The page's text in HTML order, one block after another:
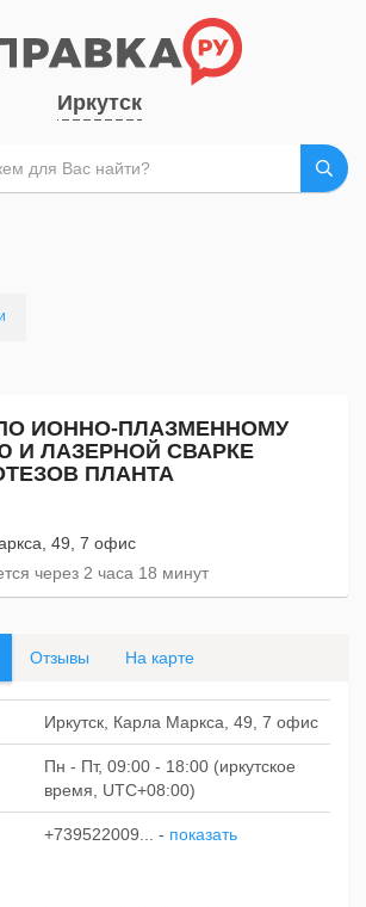
Иркутск
ИОННО-ПЛАЗМЕННОМУ
И ЛАЗЕРНОЙ СВАРКЕ
ПЛАНТА
49, 7 офис
через 2 часа 18 минут
Отзывы На карте
Иркутск, Карла Маркса, 49, 7 офис
Пн - Пт, 09:00 - 18:00 (иркутское
время, UTC+08:00)
+739522009... - показать